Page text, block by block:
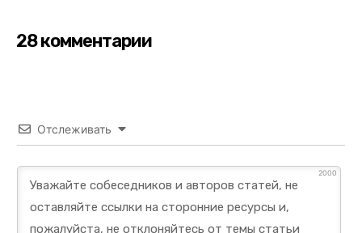
28 комментарии
Отслеживать
2000